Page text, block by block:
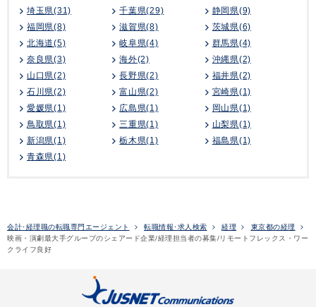
埼玉県(31)
千葉県(29)
静岡県(9)
福岡県(8)
滋賀県(8)
茨城県(6)
北海道(5)
岐阜県(4)
群馬県(4)
奈良県(3)
海外(2)
沖縄県(2)
山口県(2)
長野県(2)
福井県(2)
石川県(2)
富山県(2)
宮崎県(1)
愛媛県(1)
広島県(1)
岡山県(1)
鳥取県(1)
三重県(1)
山梨県(1)
新潟県(1)
栃木県(1)
福島県(1)
青森県(1)
会計･経理職の転職専門エージェント 転職情報･求人検索 経理
東京都の経理
映画・演劇最大手グループのシェアード企業/経理担当者の募集/リモートフレックス・ワー
クライフ良好